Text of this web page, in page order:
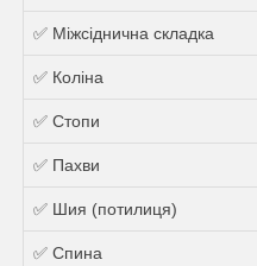
✅ Міжсіднична складка
✅ Коліна
✅ Стопи
✅ Пахви
✅ Шия (потилиця)
✅ Спина